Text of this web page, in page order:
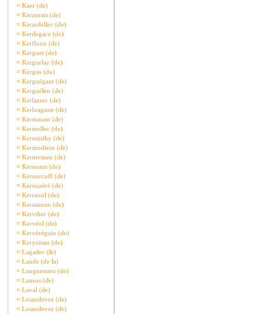
¤ Kaer (de)
¤ Keranrais (de)
¤ Kerardellec (de)
¤ Kerdegace (de)
¤ Kerfloux (de)
¤ Kergoet (de)
¤ Kergorlay (de)
¤ Kergos (du)
¤ Kerguégant (de)
¤ Kerguélen (de)
¤ Kerlazrec (de)
¤ Kerloaguen (de)
¤ Kermauan (de)
¤ Kermellec (de)
¤ Kerminihy (de)
¤ Kermodiern (de)
¤ Kernivinen (de)
¤ Kerouant (de)
¤ Kerourcuff (de)
¤ Kerouzéré (de)
¤ Kerraoul (de)
¤ Kersauzon (de)
¤ Kerviher (de)
¤ Kervéol (de)
¤ Kervéréguin (de)
¤ Kerynisan (de)
¤ Lagadec (le)
¤ Lande (de la)
¤ Langueouez (de)
¤ Lanros (de)
¤ Laval (de)
¤ Lesaudevez (de)
¤ Lesaudevez (de)